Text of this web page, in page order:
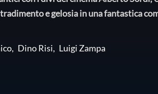
e gelosia in una fantastica
, Dino Risi, Luigi Zampa